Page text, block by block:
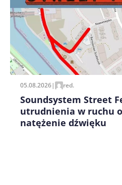
Zapamiętaj moje dane
pisania kolejnych
05.08.2026| red.
Soundsystem Street
utrudnienia w ruchu
natężenie dźwięku